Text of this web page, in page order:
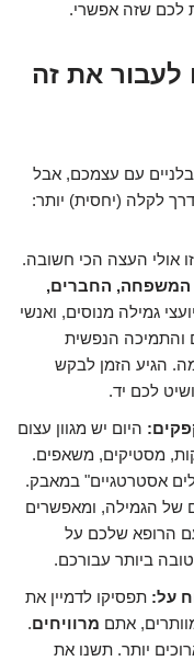
לכם שזה אפשרי.
לעבור את זה
עם עצמכם, אבל
לקלה (יחסית) יותר:
זו אולי העצה הכי חשובה.
החברים,
גמילה מנוסים, ואנשי
והתמיכה הנפשית
הגיע הזמן לבקש
לכם יד.
היום יש מגוון עצום
מסטיקים, משאפים.
אסטרטגיים" במאבק.
של הגמילה, ומאפשרים
הרופא שלכם על
ביותר עבורכם.
על: תפסיקו לדמיין את
אתם מרוויחים.
יותר. תשנו את